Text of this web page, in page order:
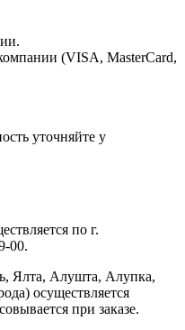
(VISA, MasterCard,
уточняйте у
по г.
00.
Ялта, Алушта, Алупка,
осуществляется
при заказе.